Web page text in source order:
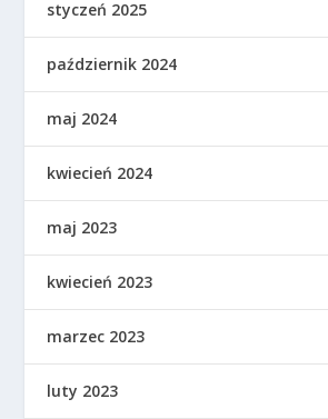
styczeń 2025
październik 2024
maj 2024
kwiecień 2024
maj 2023
kwiecień 2023
marzec 2023
luty 2023